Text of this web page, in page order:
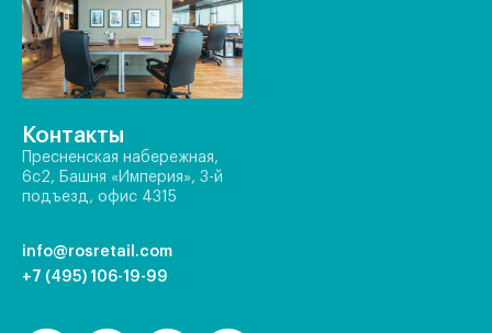
Контакты
Пресненская набережная,
6с2, Башня «Империя», 3-й
подъезд, офис 4315
info@rosretail.com
+7 (495) 106-19-99